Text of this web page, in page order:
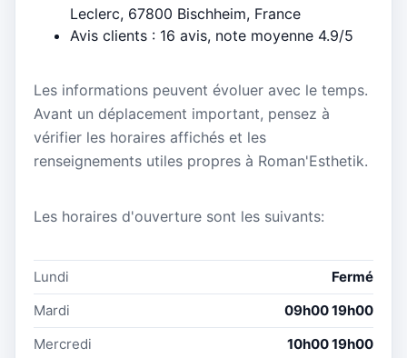
Leclerc, 67800 Bischheim, France
Avis clients : 16 avis, note moyenne 4.9/5
Les informations peuvent évoluer avec le temps.
Avant un déplacement important, pensez à
vérifier les horaires affichés et les
renseignements utiles propres à Roman'Esthetik.
Les horaires d'ouverture sont les suivants:
Lundi
Fermé
Mardi
09h00 19h00
Mercredi
10h00 19h00